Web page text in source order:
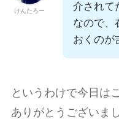
けんたろー
介されて
なので、
おくのが
というわけで今日は
ありがとうございまし